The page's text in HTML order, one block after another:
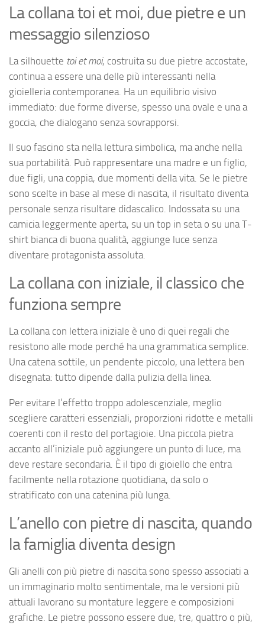
La collana toi et moi, due pietre e un
messaggio silenzioso
La silhouette toi et moi, costruita su due pietre accostate,
continua a essere una delle più interessanti nella
gioielleria contemporanea. Ha un equilibrio visivo
immediato: due forme diverse, spesso una ovale e una a
goccia, che dialogano senza sovrapporsi.
Il suo fascino sta nella lettura simbolica, ma anche nella
sua portabilità. Può rappresentare una madre e un figlio,
due figli, una coppia, due momenti della vita. Se le pietre
sono scelte in base al mese di nascita, il risultato diventa
personale senza risultare didascalico. Indossata su una
camicia leggermente aperta, su un top in seta o su una T-
shirt bianca di buona qualità, aggiunge luce senza
diventare protagonista assoluta.
La collana con iniziale, il classico che
funziona sempre
La collana con lettera iniziale è uno di quei regali che
resistono alle mode perché ha una grammatica semplice.
Una catena sottile, un pendente piccolo, una lettera ben
disegnata: tutto dipende dalla pulizia della linea.
Per evitare l’effetto troppo adolescenziale, meglio
scegliere caratteri essenziali, proporzioni ridotte e metalli
coerenti con il resto del portagioie. Una piccola pietra
accanto all’iniziale può aggiungere un punto di luce, ma
deve restare secondaria. È il tipo di gioiello che entra
facilmente nella rotazione quotidiana, da solo o
stratificato con una catenina più lunga.
L’anello con pietre di nascita, quando
la famiglia diventa design
Gli anelli con più pietre di nascita sono spesso associati a
un immaginario molto sentimentale, ma le versioni più
attuali lavorano su montature leggere e composizioni
grafiche. Le pietre possono essere due, tre, quattro o più,